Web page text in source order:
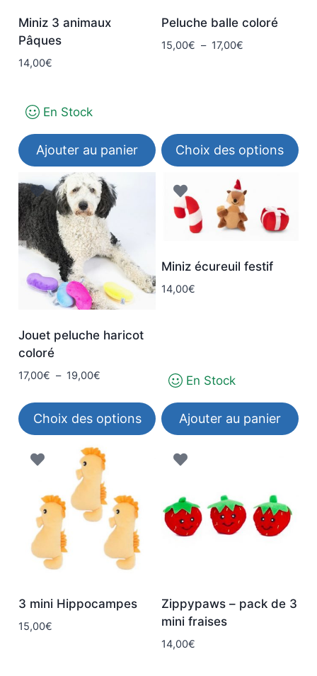
Miniz 3 animaux
Pâques
14,00€
En Stock
Ajouter au panier
Peluche balle coloré
15,00€ – 17,00€
Choix des options
produit
plusieurs
Les
options
la
page
du
Jouet peluche haricot
coloré
17,00€ – 19,00€
17,00€
19,00€
Choix des options
produit
plusieurs
variations.
Les
options
être
sur
Miniz écureuil festif
14,00€
En Stock
Ajouter au panier
3 mini Hippocampes
15,00€
Zippypaws – pack de 3
mini fraises
14,00€